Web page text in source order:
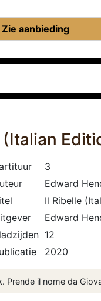
Zie aanbieding
(Italian
3
Edward
Il Ribelle
Edward
12
2020
Prende il nome da